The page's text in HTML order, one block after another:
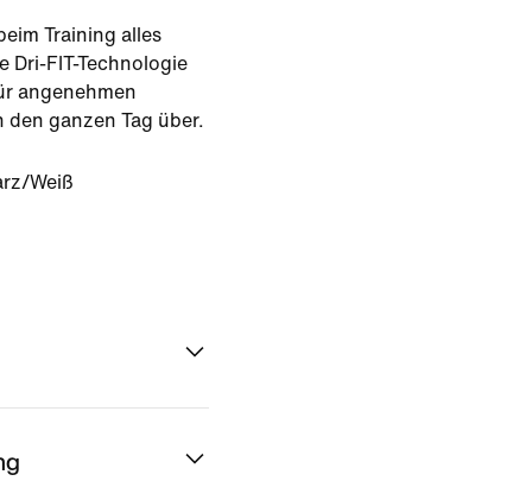
Training alles
Dri-FIT-Technologie
angenehmen
ganzen Tag über.
Weiß